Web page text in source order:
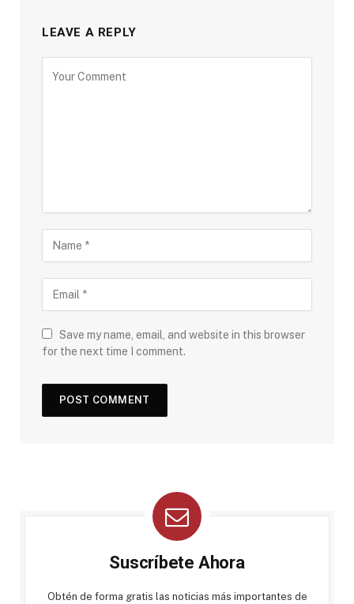
LEAVE A REPLY
Save my name, email, and website in this browser
for the next time I comment.
Suscríbete Ahora
Obtén de forma gratis las noticias más importantes de